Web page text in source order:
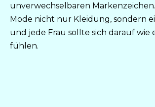
unverwechselbaren
Mode nicht nur Kleidung, sondern
und jede Frau sollte sich darauf wie
fühlen.